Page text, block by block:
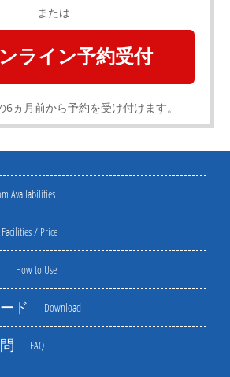
Availabilities
Facilities / Price
How to Use
ド Download
FAQ
または
ライン予約受付
ヵ月前から予約を受け付けます。